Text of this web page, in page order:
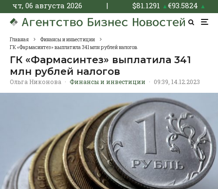
чт, 06 августа 2026 | $81.1291 ▲€93.5824 ▲
Главная
Финансы и инвестиции
ГК «Фармасинтез» выплатила 341 млн рублей налогов
ГК «Фармасинтез» выплатила 341
млн рублей налогов
Ольга Никонова · Финансы и инвестиции · 09:39, 14.12.2023